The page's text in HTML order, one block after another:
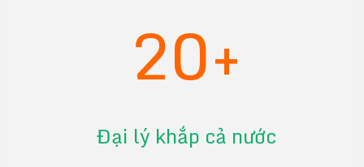
20+
Đại lý khắp cả nước